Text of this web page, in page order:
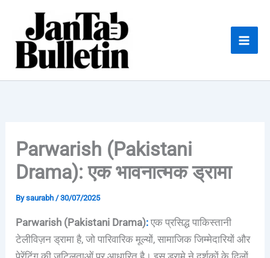
content
Parwarish (Pakistani
Drama): एक भावनात्मक ड्रामा
Bysaurabh /30/07/2025
Parwarish (Pakistani Drama): एक प्रसिद्ध पाकिस्तानी
टेलीविज़न ड्रामा है, जो पारिवारिक मूल्यों, सामाजिक जिम्मेदारियों और